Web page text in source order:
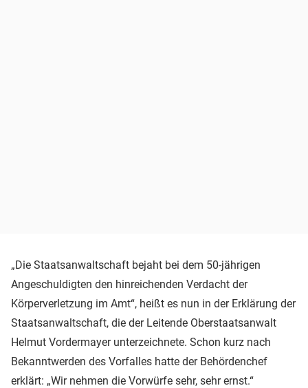
„Die Staatsanwaltschaft bejaht bei dem 50-jährigen
Angeschuldigten den hinreichenden Verdacht der
Körperverletzung im Amt“, heißt es nun in der Erklärung der
Staatsanwaltschaft, die der Leitende Oberstaatsanwalt
Helmut Vordermayer unterzeichnete. Schon kurz nach
Bekanntwerden des Vorfalles hatte der Behördenchef
erklärt: „Wir nehmen die Vorwürfe sehr, sehr ernst.“